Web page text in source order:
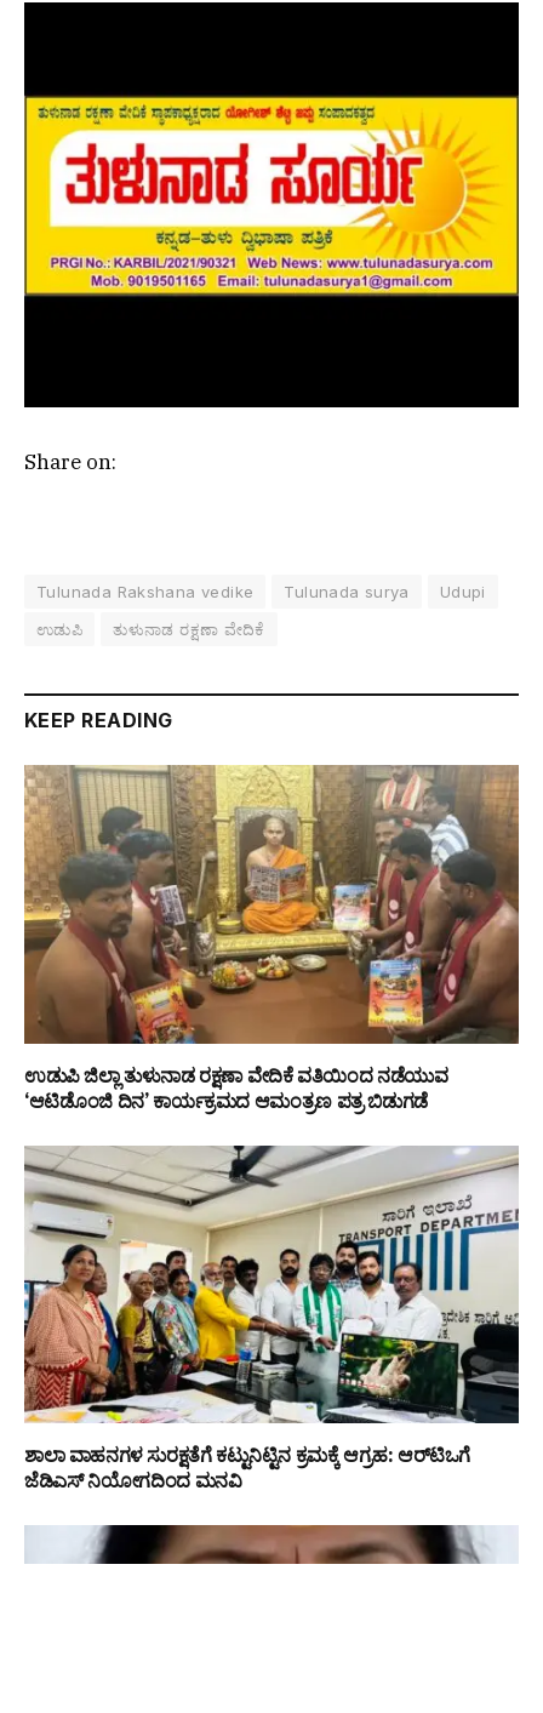
Share on:
Tulunada Rakshana vedike Tulunada surya
Udupi
ಉಡುಪಿ
ತುಳುನಾಡ ರಕ್ಷಣಾ ವೇದಿಕೆ
KEEP READING
ಉಡುಪಿ ಜಿಲ್ಲಾ ತುಳುನಾಡ ರಕ್ಷಣಾ ವೇದಿಕೆ ವತಿಯಿಂದ ನಡೆಯುವ
‘ಆಟಿಡೊಂಜಿ ದಿನ’ ಕಾರ್ಯಕ್ರಮದ ಆಮಂತ್ರಣ ಪತ್ರ ಬಿಡುಗಡೆ
ಶಾಲಾ ವಾಹನಗಳ ಸುರಕ್ಷತೆಗೆ ಕಟ್ಟುನಿಟ್ಟಿನ ಕ್ರಮಕ್ಕೆ ಆಗ್ರಹ: ಆರ್‌ಟಿಒಗೆ
ಜೆಡಿಎಸ್ ನಿಯೋಗದಿಂದ ಮನವಿ